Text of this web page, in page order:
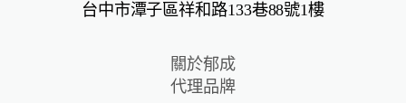
台中市潭子區祥和路133巷88號1樓
關於郁成
代理品牌